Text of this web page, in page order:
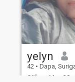
yelyn
42 • Dapa, Surigao del
Söker:
Man 38 -